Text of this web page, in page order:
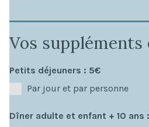
Vos
Petits déjeuners : 5€
Par jour et par personne
Dîner adulte et enfant + 10 ans